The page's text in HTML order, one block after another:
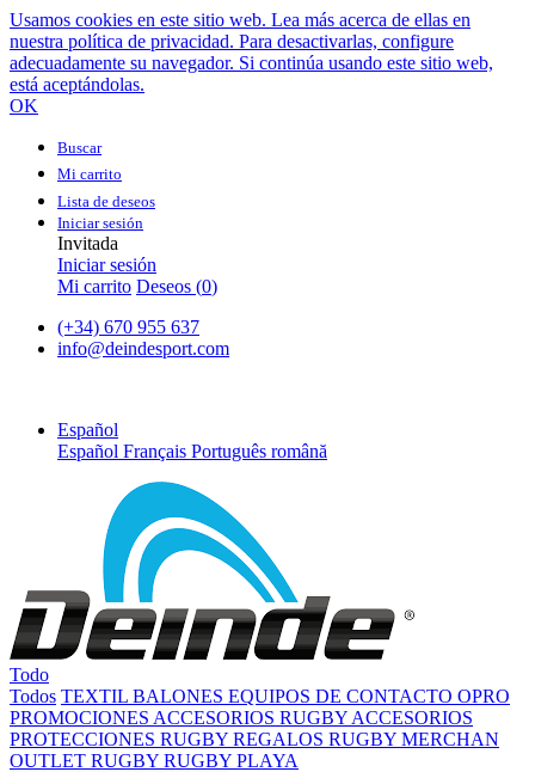
Usamos cookies en este sitio web. Lea más acerca de ellas en
nuestra política de privacidad. Para desactivarlas, configure
adecuadamente su navegador. Si continúa usando este sitio web,
está aceptándolas.
OK
Buscar
Mi carrito
Lista de deseos
Iniciar sesión
Invitada
Iniciar sesión
Mi carrito Deseos (0)
(+34) 670 955 637
info@deindesport.com
Español
Español Français Português română
Todo
Todos TEXTIL BALONES EQUIPOS DE CONTACTO OPRO
PROMOCIONES ACCESORIOS RUGBY ACCESORIOS
PROTECCIONES RUGBY REGALOS RUGBY MERCHAN
OUTLET RUGBY RUGBY PLAYA